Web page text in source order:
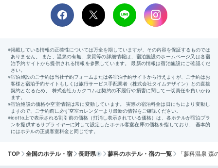
TOP 全国のホテル・宿 長野県 蓼科のホテル・宿の一覧 「蓼科温泉